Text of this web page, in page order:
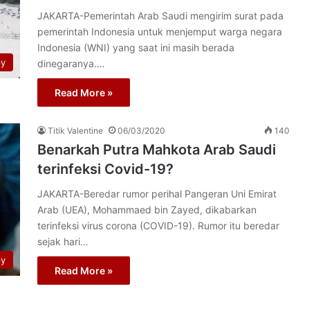
JAKARTA-Pemerintah Arab Saudi mengirim surat pada
pemerintah Indonesia untuk menjemput warga negara
Indonesia (WNI) yang saat ini masih berada
dinegaranya.…
Read More »
Titik Valentine 06/03/2020 140
Benarkah Putra Mahkota Arab Saudi
terinfeksi Covid-19?
JAKARTA-Beredar rumor perihal Pangeran Uni Emirat
Arab (UEA), Mohammaed bin Zayed, dikabarkan
terinfeksi virus corona (COVID-19). Rumor itu beredar
sejak hari…
Read More »